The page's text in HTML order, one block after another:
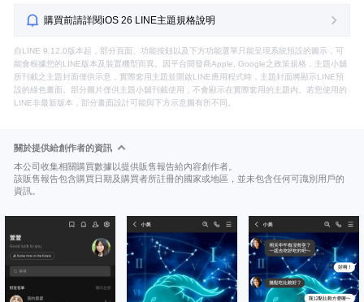
購買前請詳閱iOS 26 LINE主題規格說明
自LINE 9.12.0版本起，部分頁面、功能按鈕以及下方功能選單只能呈現系統預設的圖示，可
能會根據您的LINE版本及裝置機型而異。因平台開發商Apple, Google之政策規格，主題小舖
所刊載之主題封面僅供示意，實際套用主題並開啟LINE應用程式時，主題封面將顯示LINE預
設的綠色畫面。部分圖片僅供主題小舖刊載使用，不會顯示在實際套用的主題內。若您使用的
LINE非最新版本，部分畫面設計可能與下方示意圖有所不同。
關於提供給創作者的資訊
本公司收集相關購買數據以提供販售報告給內容創作者。
該販售報告包含購買日期及購買者所註冊的國家或地區，並未包含任何可識別用戶的
資訊。